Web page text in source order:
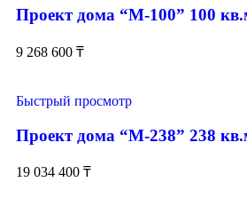
Проект дома “М-100” 100
9 268 600 ₸
Быстрый просмотр
Проект дома “М-238” 238
19 034 400 ₸